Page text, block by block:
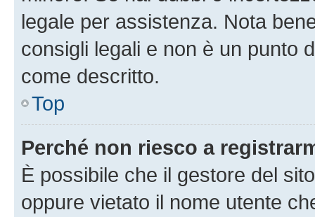
legale per assistenza. Nota
consigli legali e non è un punto
come descritto.
Top
Perché non riesco a
È possibile che il gestore del
oppure vietato il nome utente